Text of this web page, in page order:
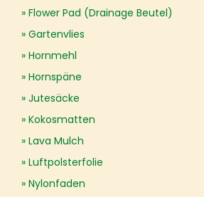
Flower Pad (Drainage Beutel)
Gartenvlies
Hornmehl
Hornspäne
Jutesäcke
Kokosmatten
Lava Mulch
Luftpolsterfolie
Nylonfaden